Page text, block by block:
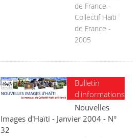
de France -
Collectif Haïti
de France -
2005
Bulletin
d'informations
Nouvelles
Images d'Haïti - Janvier 2004 - N°
32